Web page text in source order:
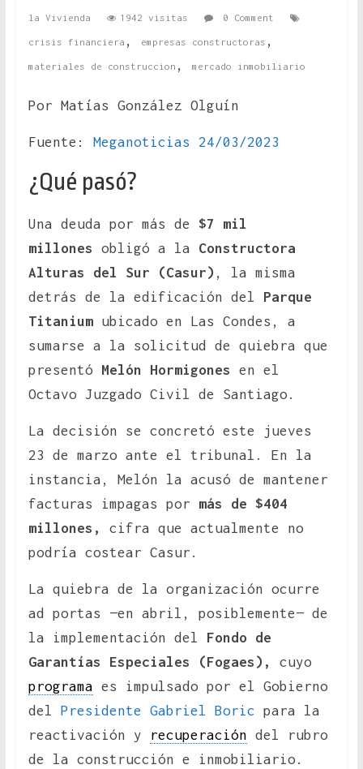
la Vivienda 1942 visitas 0 Comment
crisis financiera , empresas constructoras ,
materiales de construccion , mercado inmobiliario
Por Matías González Olguín
Fuente: Meganoticias 24/03/2023
¿Qué pasó?
Una deuda por más de $7 mil
millones obligó a la Constructora
Alturas del Sur (Casur) , la misma
detrás de la edificación del Parque
Titaniumubicado en Las Condes, a
sumarse a la solicitud de quiebra que
presentó Melón Hormigones en el
Octavo Juzgado Civil de Santiago.
La decisión se concretó este jueves
23 de marzo ante el tribunal. En la
instancia, Melón la acusó de mantener
facturas impagas por más de $404
millones, cifra que actualmente no
podría costear Casur.
La quiebra de la organización ocurre
ad portas —en abril, posiblemente— de
la implementación del Fondo de
Garantías Especiales (Fogaes), cuyo
programa es impulsado por el Gobierno
del Presidente Gabriel Boric para la
reactivación y
recuperación del rubro
de la construcción e inmobiliario.